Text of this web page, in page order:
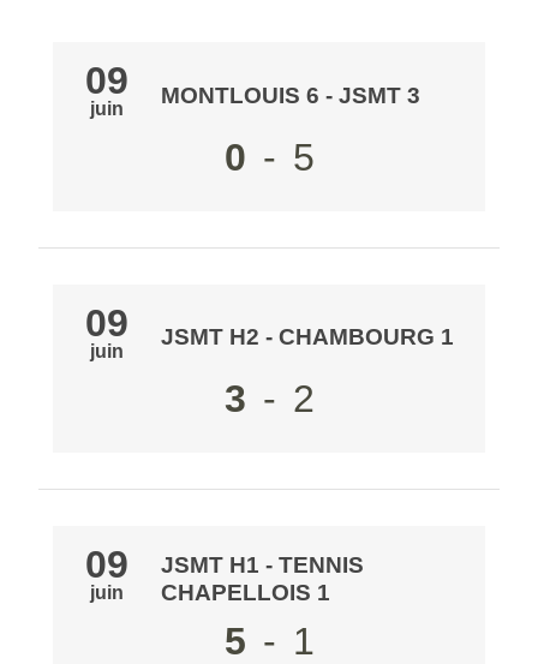
09
juin
MONTLOUIS 6 - JSMT 3
0 - 5
09
juin
JSMT H2 - CHAMBOURG 1
3 - 2
09
juin
JSMT H1 - TENNIS
CHAPELLOIS 1
5 - 1